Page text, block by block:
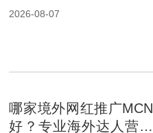
新增长路径
2026-08-07
哪家境外网红推广MCN
好？专业海外达人营销